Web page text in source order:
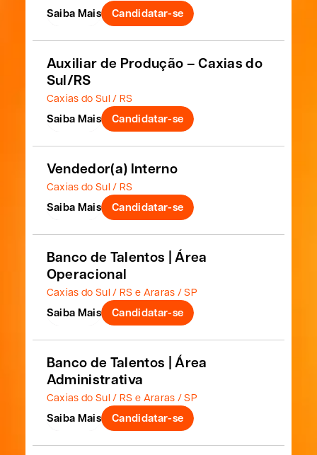
Saiba Mais Candidatar-se
Auxiliar de Produção – Caxias do
Sul/RS
Caxias do Sul / RS
Saiba Mais Candidatar-se
Vendedor(a) Interno
Caxias do Sul / RS
Saiba Mais Candidatar-se
Banco de Talentos | Área
Operacional
Caxias do Sul / RS e Araras / SP
Saiba Mais Candidatar-se
Banco de Talentos | Área
Administrativa
Caxias do Sul / RS e Araras / SP
Saiba Mais Candidatar-se